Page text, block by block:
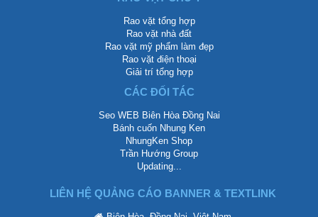
Rao vặt tổng hợp
Rao vặt nhà đất
Rao vặt mỹ phẩm làm đẹp
Rao vặt điện thoại
Giải trí tổng hợp
CÁC ĐỐI TÁC
Seo WEB Biên Hòa Đồng Nai
Bánh cuốn Nhung Ken
NhungKen Shop
Trần Hướng Group
Updating...
LIÊN HỆ QUẢNG CÁO BANNER & TEXTLINK